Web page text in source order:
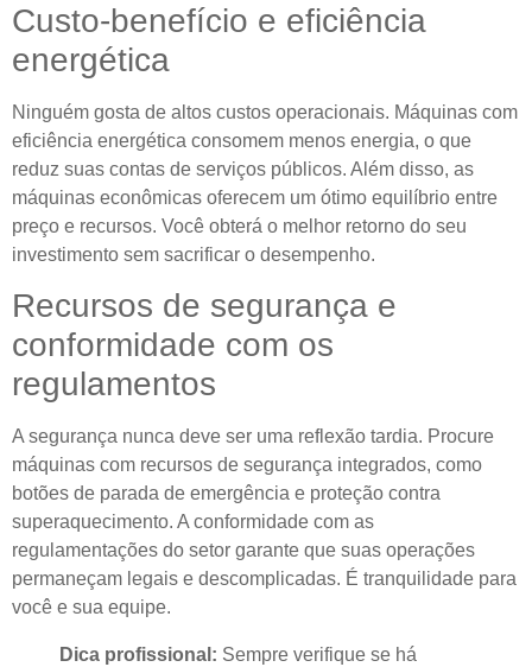
Custo-benefício e eficiência
energética
Ninguém gosta de altos custos operacionais. Máquinas com
eficiência energética consomem menos energia, o que
reduz suas contas de serviços públicos. Além disso, as
máquinas econômicas oferecem um ótimo equilíbrio entre
preço e recursos. Você obterá o melhor retorno do seu
investimento sem sacrificar o desempenho.
Recursos de segurança e
conformidade com os
regulamentos
A segurança nunca deve ser uma reflexão tardia. Procure
máquinas com recursos de segurança integrados, como
botões de parada de emergência e proteção contra
superaquecimento. A conformidade com as
regulamentações do setor garante que suas operações
permaneçam legais e descomplicadas. É tranquilidade para
você e sua equipe.
Dica profissional: Sempre verifique se há